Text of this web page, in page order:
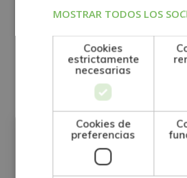
Desea recibir información comercial (vía
Otras
MEDIO AMBIENTE
MOSTRAR TODOS LOS
Cookies
estrictamente
necesarias
Cookies de
preferencias